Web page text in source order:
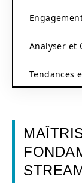
Analyser et
Tendances